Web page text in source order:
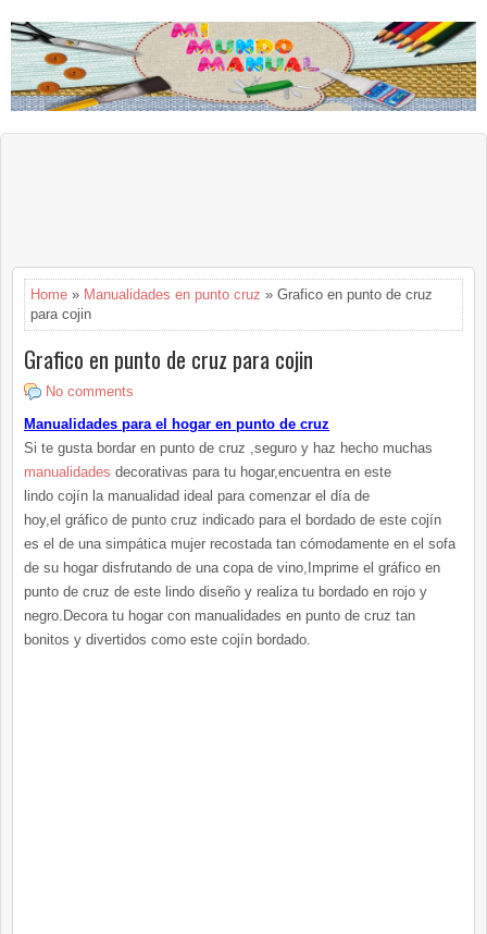
Home » Manualidades en punto cruz » Grafico en punto de cruz
para cojin
Grafico en punto de cruz para cojin
No comments
Manualidades para el hogar en punto de cruz
Si te gusta bordar en punto de cruz ,seguro y haz hecho muchas
manualidades decorativas para tu hogar,encuentra en este
lindo cojín la manualidad ideal para comenzar el día de
hoy,el gráfico de punto cruz indicado para el bordado de este cojín
es el de una simpática mujer recostada tan cómodamente en el sofa
de su hogar disfrutando de una copa de vino,Imprime el gráfico en
punto de cruz de este lindo diseño y realiza tu bordado en rojo y
negro.Decora tu hogar con manualidades en punto de cruz tan
bonitos y divertidos como este cojín bordado.